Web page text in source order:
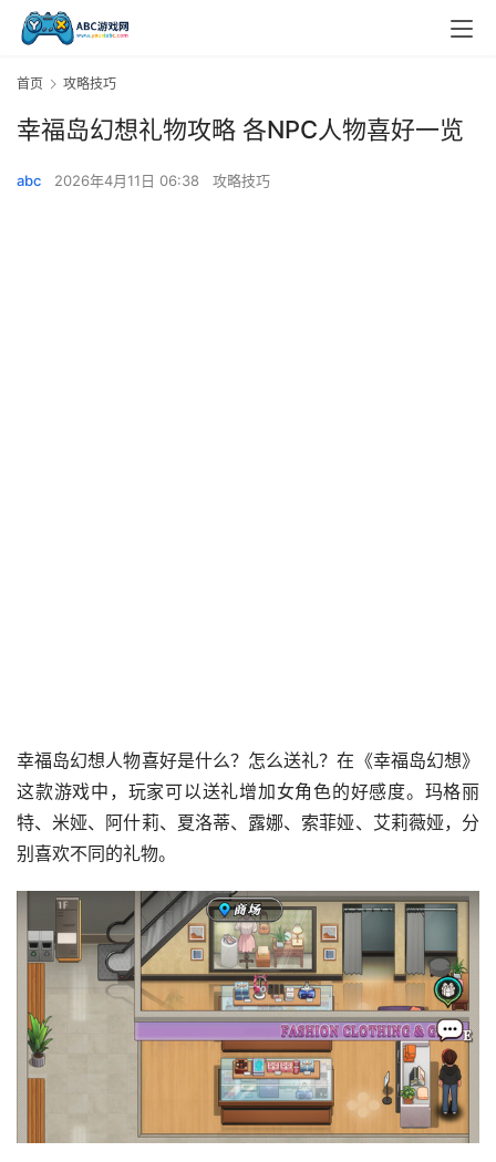
首页 攻略技巧
幸福岛幻想礼物攻略 各NPC人物喜好一览
abc 2026年4月11日 06:38 攻略技巧
幸福岛幻想人物喜好是什么？怎么送礼？在《幸福岛幻想》
这款游戏中，玩家可以送礼增加女角色的好感度。玛格丽
特、米娅、阿什莉、夏洛蒂、露娜、索菲娅、艾莉薇娅，分
别喜欢不同的礼物。